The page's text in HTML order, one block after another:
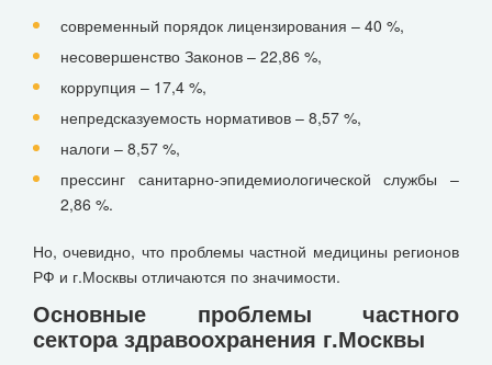
современный порядок лицензирования – 40 %,
несовершенство Законов – 22,86 %,
коррупция – 17,4 %,
непредсказуемость нормативов – 8,57 %,
налоги – 8,57 %,
прессинг санитарно-эпидемиологической службы –
2,86 %.
Но, очевидно, что проблемы частной медицины регионов
РФ и г.Москвы отличаются по значимости.
Основные проблемы частного
сектора здравоохранения г.Москвы